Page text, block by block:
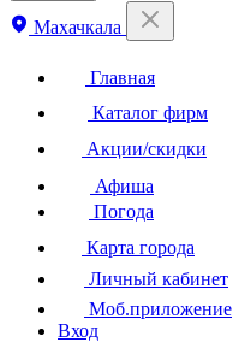
Махачкала
Главная
Каталог фирм
Акции/скидки
Афиша
Погода
Карта города
Личный кабинет
Моб.приложение
Вход